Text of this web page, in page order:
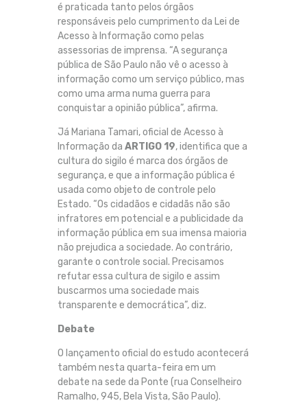
é praticada tanto pelos órgãos
responsáveis pelo cumprimento da Lei de
Acesso à Informação como pelas
assessorias de imprensa. “A segurança
pública de São Paulo não vê o acesso à
informação como um serviço público, mas
como uma arma numa guerra para
conquistar a opinião pública”, afirma.
Já Mariana Tamari, oficial de Acesso à
Informação da ARTIGO 19, identifica que a
cultura do sigilo é marca dos órgãos de
segurança, e que a informação pública é
usada como objeto de controle pelo
Estado. “Os cidadãos e cidadãs não são
infratores em potencial e a publicidade da
informação pública em sua imensa maioria
não prejudica a sociedade. Ao contrário,
garante o controle social. Precisamos
refutar essa cultura de sigilo e assim
buscarmos uma sociedade mais
transparente e democrática”, diz.
Debate
O lançamento oficial do estudo acontecerá
também nesta quarta-feira em um
debate na sede da Ponte (rua Conselheiro
Ramalho, 945, Bela Vista, São Paulo).